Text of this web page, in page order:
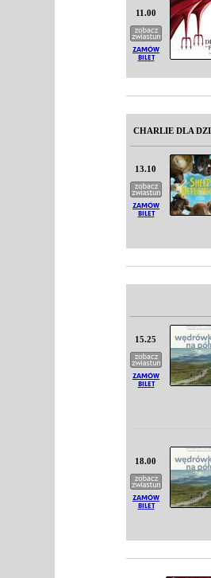
11.00
CHARLIE DLA
13.10
15.25
18.00